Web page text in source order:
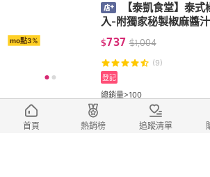
mo點3%
【泰凱食堂】泰
入-附獨家秘製椒麻醬汁
$737 $1,004
(9)
總銷量>100
登記
首頁 熱銷榜 追蹤清單